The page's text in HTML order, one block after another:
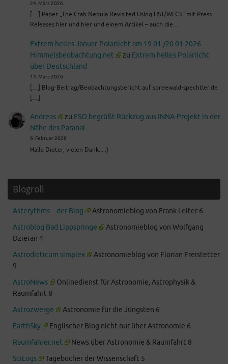
24. März 2026
[…] Paper „The Crab Nebula Revisited Using HST/WFC3“ mit Press
Releases hier und hier und einem Artikel – auch die…
Extrem helles Januar-Polarlicht am 19.01./20.01.2026 –
Himmelsbeobachtung.net
zu Extrem helles Polarlicht
über Deutschland
14. März 2026
[…] Blog-Beitrag/Beobachtungsbericht auf spreewald-spechtler.de
[…]
Andreas zu ESO begrüßt Rückzug aus INNA-Projekt in der
Nähe des Paranal
6. Februar 2026
Hallo Dieter, vielen Dank... :)
Blogroll
Asterythms – der Blog
Astronomieblog von Frank Leiter 6
Astroblog Bad Lippspringe
Astronomieblog von Wolfgang
Dzieran 4
Astrodicticum simplex
Astronomieblog von Florian Freistetter
9
AstroNews
Onlinedienst für Astronomie, Astrophysik &
Raumfahrt 8
Astrozwerge
Astronomie für die Jüngsten 6
EarthSky
Englischer Blog nicht nur über Astronomie 6
Raumfahrer.net
News über Astronomie & Raumfahrt 8
SciLogs
Tagebücher der Wissenschaft 5